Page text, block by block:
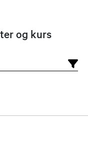
og kurs